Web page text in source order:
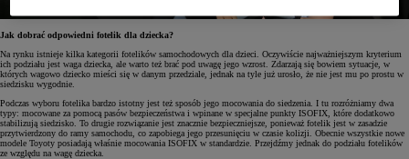
Jak dobrać odpowiedni fotelik dla dziecka?
Na rynku istnieje kilka kategorii fotelików samochodowych dla dzieci. Oczywiście najważniejszym kryterium
ich podziału jest waga dziecka, ale warto też brać pod uwagę jego wzrost. Zdarzają się bowiem sytuacje, w
których wagowo dziecko mieści się w danym przedziale, jednak na tyle już urosło, że nie jest mu po prostu w
siedzisku wygodnie.
Podczas wyboru fotelika bardzo istotny jest też sposób jego mocowania do siedzenia. I tu rozróżniamy dwa
typy: mocowane za pomocą pasów bezpieczeństwa i wpinane w specjalne punkty ISOFIX, które dodatkowo
stabilizują siedzisko. To drugie rozwiązanie jest znacznie bezpieczniejsze, ponieważ fotelik jest w zasadzie
przytwierdzony do ramy samochodu, co zapobiega jego przesunięciu w czasie kolizji. Obecnie wszystkie nowe
modele Toyoty posiadają właśnie mocowania ISOFIX w standardzie. Przejdźmy jednak do podziału fotelików
ze względu na wagę dziecka.